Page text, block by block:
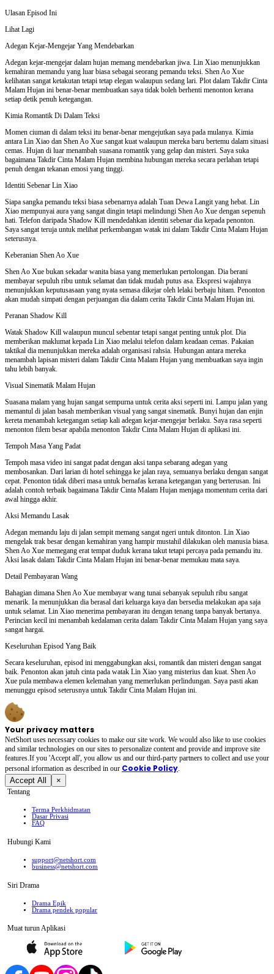
Ulasan Episod Ini
Lihat Lagi
Adegan Kejar-Mengejar Yang Mendebarkan
Adegan kejar-mengejar dalam hujan memang mendebarkan jiwa. Lin Xiao menunjukkan
kemahiran memandu yang luar biasa sebagai seorang pemandu teksi. Shen Ao Xue
kelihatan sangat ketakutan tetapi tetap elegan walaupun sedang lari. Plot dalam Takdir Cinta
Malam Hujan ini benar-benar membuatkan saya tidak boleh berhenti menonton kerana
setiap detik penuh ketegangan.
Kimia Romantik Di Dalam Teksi
Momen ciuman di dalam teksi itu benar-benar mengejutkan saya pada mulanya. Kimia
antara Lin Xiao dan Shen Ao Xue sangat kuat walaupun mereka baru bertemu dalam situasi
cemas. Hujan di luar menambah suasana romantik yang gelap dan misteri. Saya suka
bagaimana Takdir Cinta Malam Hujan membina hubungan mereka secara perlahan tetapi
penuh dengan tekanan emosi yang tinggi.
Identiti Sebenar Lin Xiao
Siapa sangka pemandu teksi biasa sebenarnya adalah Tuan Dewa Langit yang hebat. Lin
Xiao mempunyai aura yang sangat dingin tetapi melindungi Shen Ao Xue dengan sepenuh
hati. Telefon daripada Shadow Kill mendedahkan identiti sebenar dia kepada penonton.
Saya sangat teruja untuk melihat perkembangan watak ini dalam Takdir Cinta Malam Hujan
seterusnya.
Keberanian Shen Ao Xue
Shen Ao Xue bukan sekadar wanita biasa yang memerlukan pertolongan. Dia berani
membayar sepuluh ribu untuk selamat dan tidak mudah putus asa. Ekspresi wajahnya
menunjukkan keputusasaan yang nyata semasa dikejar oleh lelaki berbaju hitam. Penonton
akan mudah simpati dengan perjuangan dia dalam cerita Takdir Cinta Malam Hujan ini.
Peranan Shadow Kill
Watak Shadow Kill walaupun muncul sebentar tetapi sangat penting untuk plot. Dia
memberikan maklumat kepada Lin Xiao melalui telefon dalam keadaan cemas. Pakaian
taktikal dia menunjukkan mereka adalah organisasi rahsia. Hubungan antara mereka
menambah lapisan misteri dalam Takdir Cinta Malam Hujan yang membuatkan saya ingin
tahu lebih banyak.
Visual Sinematik Malam Hujan
Suasana malam yang hujan sangat sempurna untuk cerita aksi seperti ini. Lampu jalan yang
memantul di jalan basah memberikan visual yang sangat sinematik. Bunyi hujan dan enjin
kereta menambah ketegangan setiap kali adegan kejar-mengejar berlaku. Saya rasa seperti
menonton filem besar apabila menonton Takdir Cinta Malam Hujan di aplikasi ini.
Tempoh Masa Yang Padat
Tempoh masa video ini sangat padat dengan aksi tanpa sebarang adegan yang
membosankan. Dari larian di hotel sehingga ke jalan raya, semuanya berlaku dengan sangat
cepat. Penonton tidak diberi masa untuk bernafas kerana ketegangan yang berterusan. Ini
adalah contoh terbaik bagaimana Takdir Cinta Malam Hujan menjaga momentum cerita dari
awal hingga akhir.
Aksi Memandu Lasak
Adegan memandu laju di jalan sempit memang sangat ngeri untuk ditonton. Lin Xiao
mengelak trak besar dengan kemahiran yang hampir mustahil dilakukan oleh manusia biasa.
Shen Ao Xue memegang erat tempat duduk kerana takut tetapi percaya pada pemandu itu.
Aksi lasak dalam Takdir Cinta Malam Hujan ini benar-benar memukau mata saya.
Detail Pembayaran Wang
Bahagian dimana Shen Ao Xue membayar wang tunai sebanyak sepuluh ribu sangat
menarik. Ia menunjukkan dia berasal dari keluarga kaya dan bersedia melakukan apa saja
untuk selamat. Lin Xiao menerima pembayaran itu dengan tenang tanpa banyak bertanya.
Perincian kecil ini menambah kedalaman cerita dalam Takdir Cinta Malam Hujan yang saya
sangat hargai.
Keseluruhan Episod Yang Baik
Secara keseluruhan, episod ini menggabungkan aksi, romantik dan misteri dengan sangat
baik. Penonton akan jatuh cinta pada watak Lin Xiao yang misterius dan kuat. Shen Ao
Xue pula membawa elemen kelemahan yang memerlukan perlindungan. Saya pasti akan
menunggu episod seterusnya untuk Takdir Cinta Malam Hujan ini.
Your privacy matters
NetShort uses necessary cookies to make our site work. We would also like to use cookies
and similar technologies on our sites to personalize content and provide and improve site
features.If you 'Accept all', you allow us and our third-party partners to collect and use your
personal irformation as described in our Cookie Policy.
Accept All ×
Tentang
Terma Perkhidmatan
Dasar Privasi
FAQ
Hubungi Kami
support@netshort.com
business@netshort.com
Siri Drama
Drama Epik
Drama pendek popular
Muat turun Aplikasi